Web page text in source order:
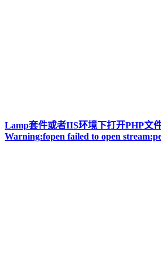
Lamp套件或者IIS环境下打开PHP文
Warning:fopen failed to open